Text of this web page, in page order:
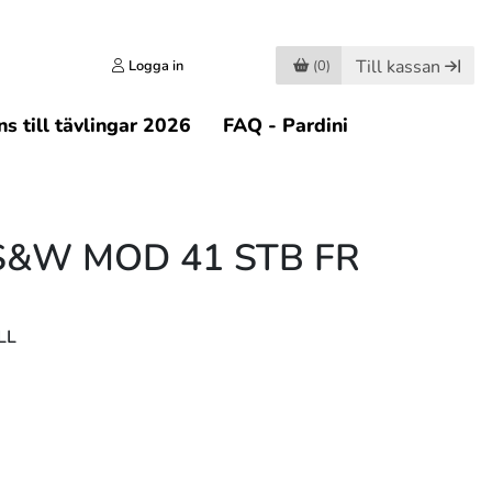
Logga in (0) Till kassan
till tävlingar 2026 FAQ - Pardini
MOD 41 STB FR